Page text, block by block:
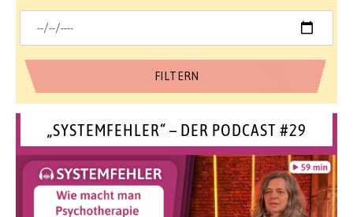
„SYSTEMFEHLER“ – DER PODCAST #29